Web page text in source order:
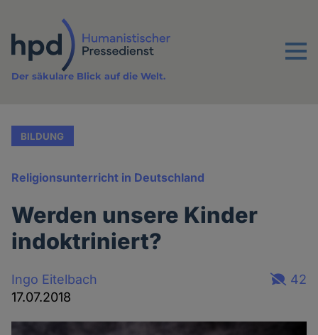
Inhalt
Menu
Der säkulare Blick auf die Welt.
BILDUNG
Religionsunterricht in Deutschland
Werden unsere Kinder
indoktriniert?
Ingo Eitelbach
17.07.2018
42